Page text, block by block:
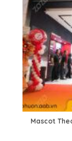
Mascot